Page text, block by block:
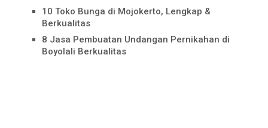
10 Toko Bunga di Mojokerto, Lengkap &
Berkualitas
8 Jasa Pembuatan Undangan Pernikahan di
Boyolali Berkualitas